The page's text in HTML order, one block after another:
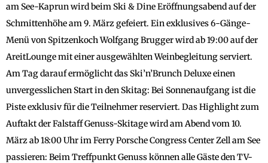
am See-Kaprun wird beim Ski & Dine Eröffnungsabend auf der
Schmittenhöhe am 9. März gefeiert. Ein exklusives 6-Gänge-
Menü von Spitzenkoch Wolfgang Brugger wird ab 19:00 auf der
AreitLounge mit einer ausgewählten Weinbegleitung serviert.
Am Tag darauf ermöglicht das Ski’n’Brunch Deluxe einen
unvergesslichen Start in den Skitag: Bei Sonnenaufgang ist die
Piste exklusiv für die Teilnehmer reserviert. Das Highlight zum
Auftakt der Falstaff Genuss-Skitage wird am Abend vom 10.
März ab 18:00 Uhr im Ferry Porsche Congress Center Zell am See
passieren: Beim Treffpunkt Genuss können alle Gäste den TV-